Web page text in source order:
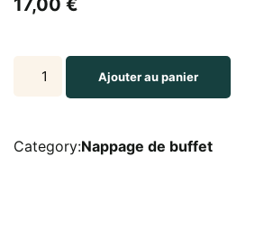
17,00 €
Nappe
300*210
Ajouter au panier
Category:Nappage de buffet